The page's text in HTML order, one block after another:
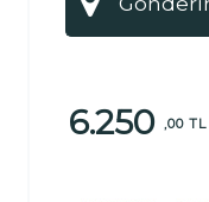
6.250 ,00 TL